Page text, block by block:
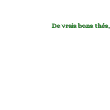
De vrais bons thés,